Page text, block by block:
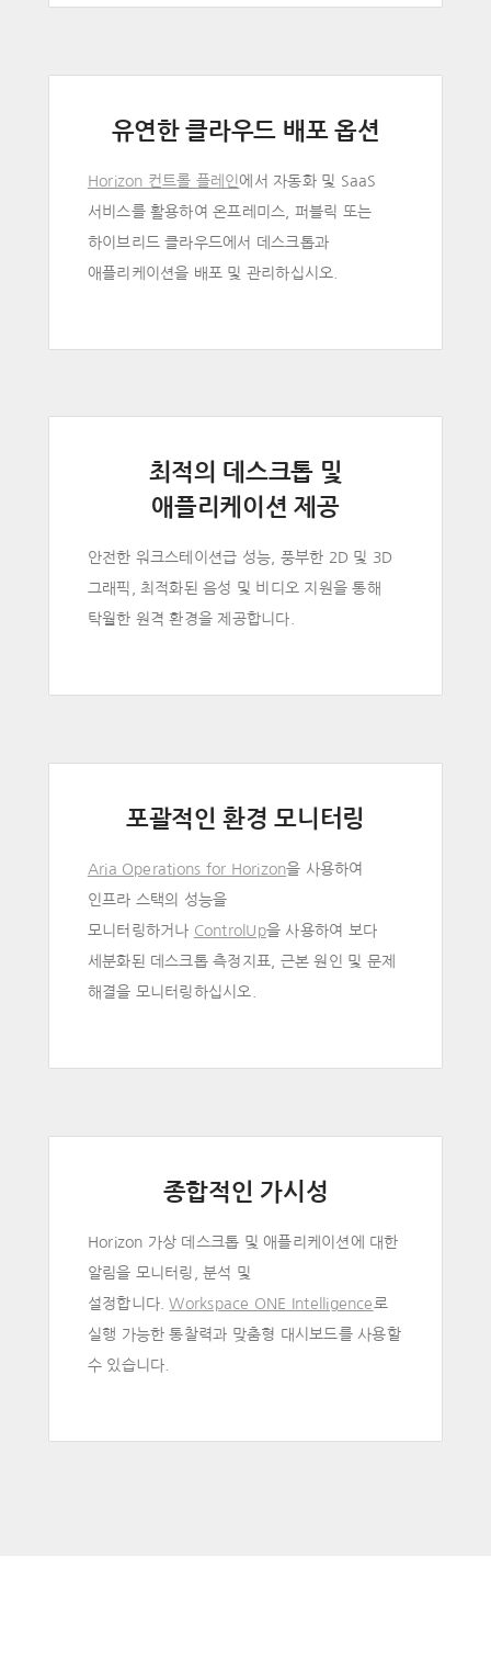
유연한 클라우드 배포 옵션
Horizon 컨트롤 플레인에서 자동화 및 SaaS
서비스를 활용하여 온프레미스, 퍼블릭 또는
하이브리드 클라우드에서 데스크톱과
애플리케이션을 배포 및 관리하십시오.
최적의 데스크톱 및
애플리케이션 제공
안전한 워크스테이션급 성능, 풍부한 2D 및 3D
그래픽, 최적화된 음성 및 비디오 지원을 통해
탁월한 원격 환경을 제공합니다.
포괄적인 환경 모니터링
Aria Operations for Horizon을 사용하여
인프라 스택의 성능을
모니터링하거나 ControlUp을 사용하여 보다
세분화된 데스크톱 측정지표, 근본 원인 및 문제
해결을 모니터링하십시오.
종합적인 가시성
Horizon 가상 데스크톱 및 애플리케이션에 대한
알림을 모니터링, 분석 및
설정합니다.Workspace ONE Intelligence로
실행 가능한 통찰력과 맞춤형 대시보드를 사용할
수 있습니다.